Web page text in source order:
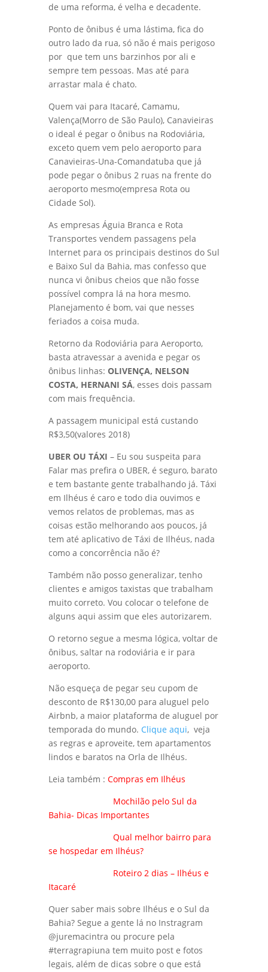
de uma reforma, é velha e decadente.
Ponto de ônibus é uma lástima, fica do
outro lado da rua, só não é mais perigoso
por que tem uns barzinhos por ali e
sempre tem pessoas. Mas até para
arrastar mala é chato.
Quem vai para Itacaré, Camamu,
Valença(Morro de São Paulo), Canavieiras
o ideal é pegar o ônibus na Rodoviária,
exceto quem vem pelo aeroporto para
Canavieiras-Una-Comandatuba que já
pode pegar o ônibus 2 ruas na frente do
aeroporto mesmo(empresa Rota ou
Cidade Sol).
As empresas Águia Branca e Rota
Transportes vendem passagens pela
Internet para os principais destinos do Sul
e Baixo Sul da Bahia, mas confesso que
nunca vi ônibus cheios que não fosse
possível compra lá na hora mesmo.
Planejamento é bom, vai que nesses
feriados a coisa muda.
Retorno da Rodoviária para Aeroporto,
basta atravessar a avenida e pegar os
ônibus linhas: OLIVENÇA, NELSON
COSTA, HERNANI SÁ, esses dois passam
com mais frequência.
A passagem municipal está custando
R$3,50(valores 2018)
UBER OU TÁXI – Eu sou suspeita para
Falar mas prefira o UBER, é seguro, barato
e tem bastante gente trabalhando já. Táxi
em Ilhéus é caro e todo dia ouvimos e
vemos relatos de problemas, mas as
coisas estão melhorando aos poucos, já
tem até aplicativo de Táxi de Ilhéus, nada
como a concorrência não é?
Também não posso generalizar, tenho
clientes e amigos taxistas que trabalham
muito correto. Vou colocar o telefone de
alguns aqui assim que eles autorizarem.
O retorno segue a mesma lógica, voltar de
ônibus, saltar na rodoviária e ir para
aeroporto.
Não esqueça de pegar seu cupom de
desconto de R$130,00 para aluguel pelo
Airbnb, a maior plataforma de aluguel por
temporada do mundo. Clique aqui, veja
as regras e aproveite, tem apartamentos
lindos e baratos na Orla de Ilhéus.
Leia também : Compras em Ilhéus
Mochilão pelo Sul da
Bahia- Dicas Importantes
Qual melhor bairro para
se hospedar em Ilhéus?
Roteiro 2 dias – Ilhéus e
Itacaré
Quer saber mais sobre Ilhéus e o Sul da
Bahia? Segue a gente lá no Instragram
@juremacintra ou procure pela
#terragrapiuna tem muito post e fotos
legais, além de dicas sobre o que está